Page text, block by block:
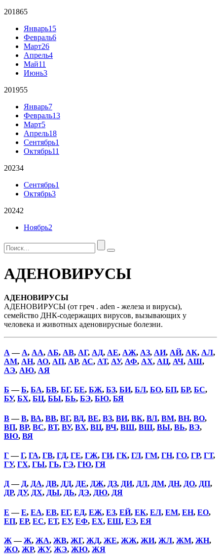
201865
Январь15
Февраль6
Март26
Апрель4
Май11
Июнь3
201955
Январь7
Февраль13
Март5
Апрель18
Сентябрь1
Октябрь11
20234
Сентябрь1
Октябрь3
20242
Ноябрь2
АДЕНОВИРУСЫ
АДЕНОВИРУСЫ
АДЕНОВИРУСЫ (от греч . aden - железа и вирусы),
семейство ДНК-содержащих вирусов, вызывающих у
человека и животных аденовирусные болезни.
А — А, АА, АБ, АВ, АГ, АД, АЕ, АЖ, АЗ, АИ, АЙ, АК, АЛ,
АМ, АН, АО, АП, АР, АС, АТ, АУ, АФ, АХ, АЦ, АЧ, АШ,
АЭ, АЮ, АЯ
Б —Б, БА, БВ, БГ, БЕ, БЖ, БЗ, БИ, БЛ, БО, БП, БР, БС,
БУ, БХ, БЦ, БЫ, БЬ, БЭ, БЮ, БЯ
В—В, ВА, ВВ, ВГ, ВД, ВЕ, ВЗ, ВИ, ВК, ВЛ, ВМ, ВН, ВО,
ВП, ВР, ВС, ВТ, ВУ, ВХ, ВЦ, ВЧ, ВШ, ВЩ, ВЫ, ВЬ, ВЭ,
ВЮ, ВЯ
Г—Г, ГА, ГВ, ГД, ГЕ, ГЖ, ГИ, ГК, ГЛ, ГМ, ГН, ГО, ГР, ГТ,
ГУ, ГХ, ГЫ, ГЬ, ГЭ, ГЮ, ГЯ
Д— Д, ДА, ДВ, ДД, ДЕ, ДЖ, ДЗ, ДИ, ДЛ, ДМ, ДН, ДО, ДП,
ДР, ДУ, ДХ, ДЫ, ДЬ, ДЭ, ДЮ, ДЯ
Е —Е, ЕА, ЕВ, ЕГ, ЕД, ЕЖ, ЕЗ, ЕЙ, ЕК, ЕЛ, ЕМ, ЕН, ЕО,
ЕП, ЕР, ЕС, ЕТ, ЕУ, ЕФ, ЕХ, ЕШ, ЕЭ, ЕЯ
Ж —Ж, ЖА, ЖВ, ЖГ, ЖД, ЖЕ, ЖЖ, ЖИ, ЖЛ, ЖМ, ЖН,
ЖО, ЖР, ЖУ, ЖЭ, ЖЮ, ЖЯ